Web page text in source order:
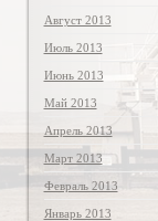
Август 2013
Июль 2013
Июнь 2013
Май 2013
Апрель 2013
Март 2013
Февраль 2013
Январь 2013